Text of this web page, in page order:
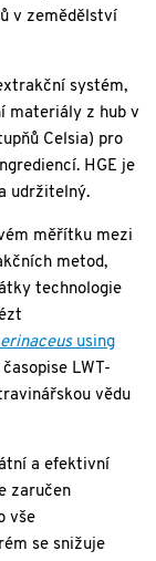
v zemědělství
systém,
materiály z hub v
Celsia) pro
HGE je
udržitelný.
měřítku mezi
metod,
technologie
using
LWT-
vědu
a efektivní
zaručen
vše
se snižuje